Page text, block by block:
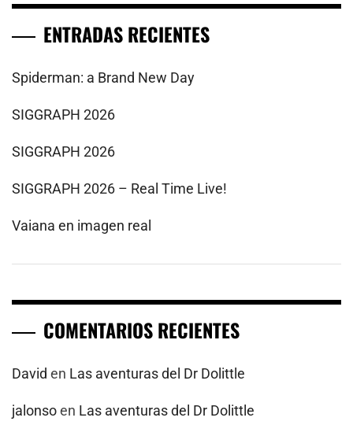
ENTRADAS RECIENTES
Spiderman: a Brand New Day
SIGGRAPH 2026
SIGGRAPH 2026
SIGGRAPH 2026 – Real Time Live!
Vaiana en imagen real
COMENTARIOS RECIENTES
David en Las aventuras del Dr Dolittle
jalonsoen Las aventuras del Dr Dolittle